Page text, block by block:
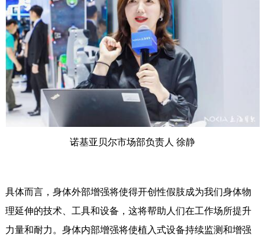
诺基亚贝尔市场部负责人 徐静
具体而言，身体外部增强将使得开创性假肢成为我们身体物
理延伸的技术、工具和设备，这将帮助人们在工作场所提升
力量和耐力。身体内部增强将使植入式设备持续监测和增强